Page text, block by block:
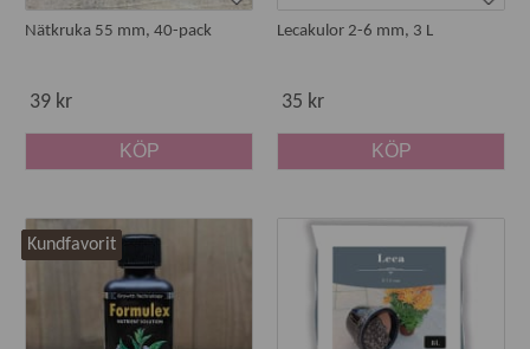
Nätkruka 55 mm, 40-pack
39 kr
KÖP
Lecakulor 2-6 mm, 3 L
35 kr
KÖP
Kundfavorit